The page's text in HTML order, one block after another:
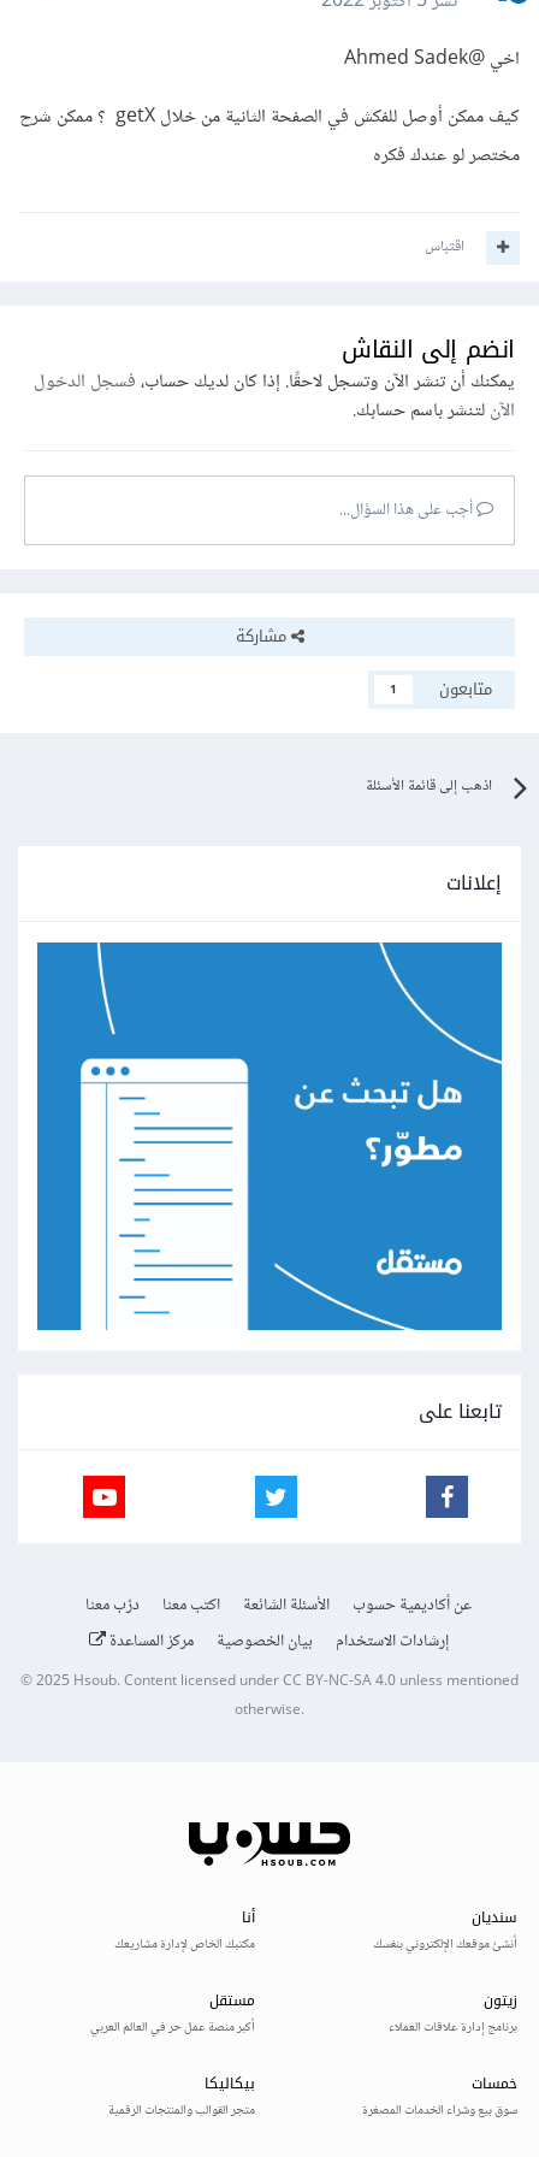
اخي@Ahmed Sadek
كيف ممكن أوصل للفكش في الصفحة الثانية من خلال getX ؟ ممكن شرح
مختصر لو عندك فكره
اقتباس
انضم إلى النقاش
يمكنك أن تنشر الآن وتسجل لاحقًا. إذا كان لديك حساب،فسجل الدخول
الآنلتنشر باسم حسابك.
أجب على هذا السؤال...
مشاركة
متابعون
1
اذهب إلى قائمة الأسئلة
إعلانات
تابعنا على
عن أكاديمية حسوب الأسئلة الشائعة اكتب معنا
درّب معنا
إرشادات الاستخدام
بيان الخصوصية مركز المساعدة
© 2025Hsoub.Content licensed underCC BY-NC-SA 4.0unless mentioned
otherwise.